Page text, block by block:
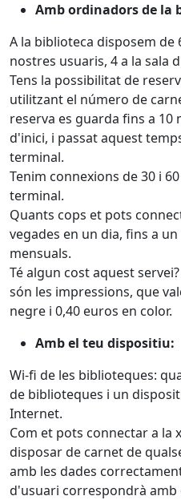
Amb ordinadors de la
A la biblioteca disposem
nostres usuaris, 4 a la sala
Tens la possibilitat de
utilitzant el número de
reserva es guarda fins a
d'inici, i passat aquest
terminal.
Tenim connexions de 30 i
terminal.
Quants cops et pots
vegades en un dia, fins a
mensuals.
Té algun cost aquest
són les impressions, que
negre i 0,40 euros en color.
Amb el teu dispositiu:
Wi-fi de les biblioteques:
de biblioteques i un
Internet.
Com et pots connectar a la
disposar de carnet de
amb les dades
d'usuari correspondrà